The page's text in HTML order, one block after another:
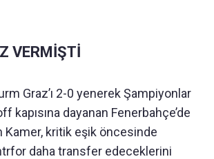
VERMİŞTİ
Graz’ı 2-0 yenerek Şampiyonlar
kapısına dayanan Fenerbahçe’de
Kamer, kritik eşik öncesinde
daha transfer edeceklerini